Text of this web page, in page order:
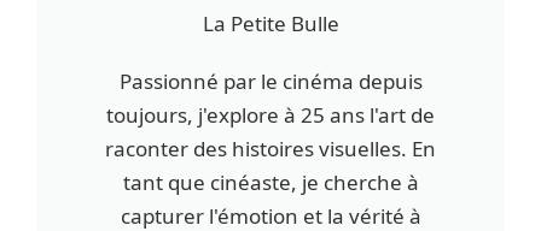
La Petite Bulle
Passionné par le cinéma depuis
toujours, j'explore à 25 ans l'art de
raconter des histoires visuelles. En
tant que cinéaste, je cherche à
capturer l'émotion et la vérité à